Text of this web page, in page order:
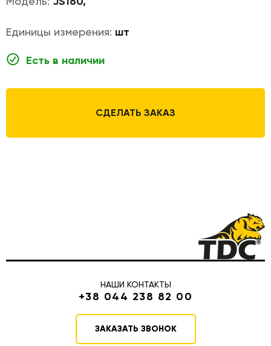
Единицы измерения: шт
Есть в наличии
СДЕЛАТЬ ЗАКАЗ
НАШИ КОНТАКТЫ
+38 044 238 82 00
ЗАКАЗАТЬ ЗВОНОК